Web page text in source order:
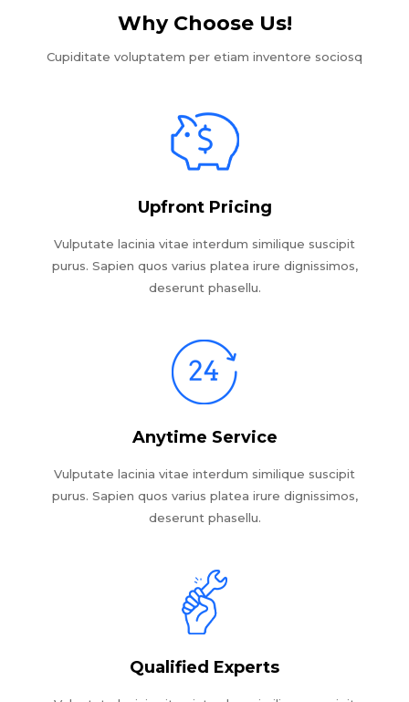
Why Choose Us!​
Cupiditate voluptatem per etiam inventore sociosq
Upfront Pricing
Vulputate lacinia vitae interdum similique suscipit
purus. Sapien quos varius platea irure dignissimos,
deserunt phasellu.
Anytime Service
Vulputate lacinia vitae interdum similique suscipit
purus. Sapien quos varius platea irure dignissimos,
deserunt phasellu.
Qualified Experts